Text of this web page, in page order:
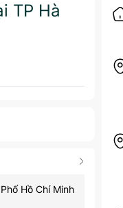
TP Hà
Hồ Chí Minh